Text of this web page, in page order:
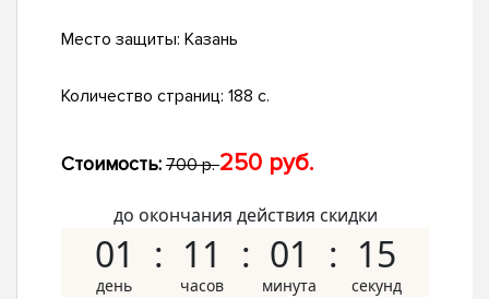
Место защиты: Казань
Количество страниц: 188 с.
Стоимость: 700 р.250 руб.
до окончания действия скидки
01 11 01 14